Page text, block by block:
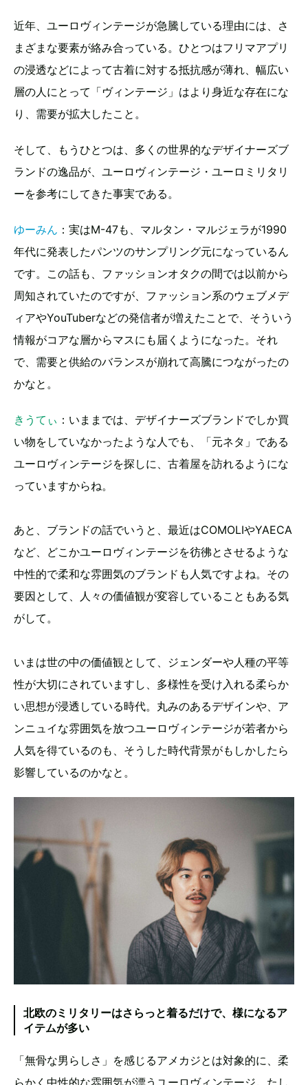
近年、ユーロヴィンテージが急騰している理由には、さ
まざまな要素が絡み合っている。ひとつはフリマアプリ
の浸透などによって古着に対する抵抗感が薄れ、幅広い
層の人にとって「ヴィンテージ」はより身近な存在にな
り、需要が拡大したこと。
そして、もうひとつは、多くの世界的なデザイナーズブ
ランドの逸品が、ユーロヴィンテージ・ユーロミリタリ
ーを参考にしてきた事実である。
ゆーみん ：実はM-47も、マルタン・マルジェラが1990
年代に発表したパンツのサンプリング元になっているん
です。この話も、ファッションオタクの間では以前から
周知されていたのですが、ファッション系のウェブメデ
ィアやYouTuberなどの発信者が増えたことで、そういう
情報がコアな層からマスにも届くようになった。それ
で、需要と供給のバランスが崩れて高騰につながったの
かなと。
きうてぃ ：いままでは、デザイナーズブランドでしか買
い物をしていなかったような人でも、「元ネタ」である
ユーロヴィンテージを探しに、古着屋を訪れるようにな
っていますからね。
あと、ブランドの話でいうと、最近はCOMOLIやYAECA
など、どこかユーロヴィンテージを彷彿とさせるような
中性的で柔和な雰囲気のブランドも人気ですよね。その
要因として、人々の価値観が変容していることもある気
がして。
いまは世の中の価値観として、ジェンダーや人種の平等
性が大切にされていますし、多様性を受け入れる柔らか
い思想が浸透している時代。丸みのあるデザインや、ア
ンニュイな雰囲気を放つユーロヴィンテージが若者から
人気を得ているのも、そうした時代背景がもしかしたら
影響しているのかなと。
北欧のミリタリーはさらっと着るだけで、様になるア
イテムが多い
「無骨な男らしさ」を感じるアメカジとは対象的に、柔
らかく中性的な雰囲気が漂うユーロヴィンテージ。たし